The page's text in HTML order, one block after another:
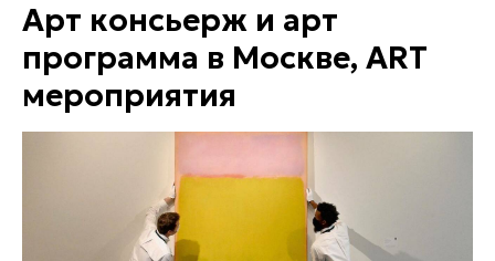
Арт консьерж и арт
программа в Москве, ART
мероприятия